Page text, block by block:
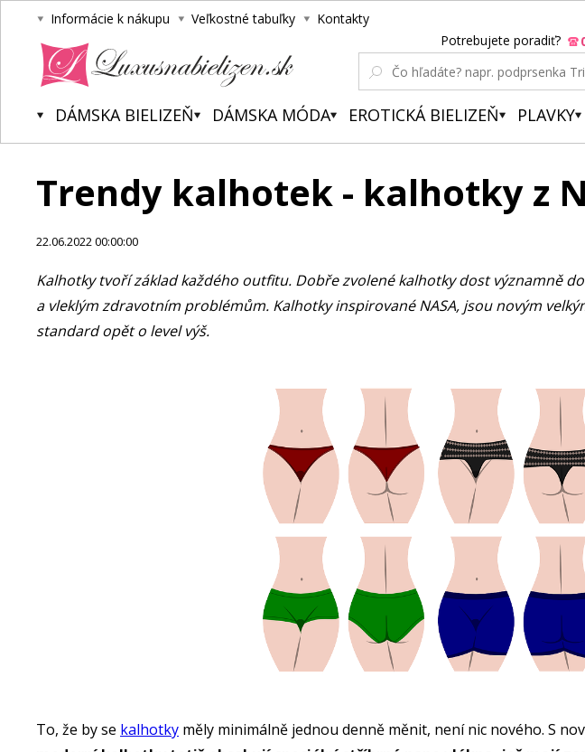
Informácie k nákupu Veľkostné tabuľky Kontakty
Potrebujete poradiť?
DÁMSKA BIELIZEŇ DÁMSKA MÓDA EROTICKÁ BIELIZEŇ PLAVKY
Trendy kalhotek - kalhotky z
22.06.2022 00:00:00
Kalhotky tvoří základ každého outfitu. Dobře zvolené kalhotky dost významně
a vleklým zdravotním problémům. Kalhotky inspirované NASA, jsou novým
standard opět o level výš.
To, že by se kalhotky měly minimálně jednou denně měnit, není nic nového. S